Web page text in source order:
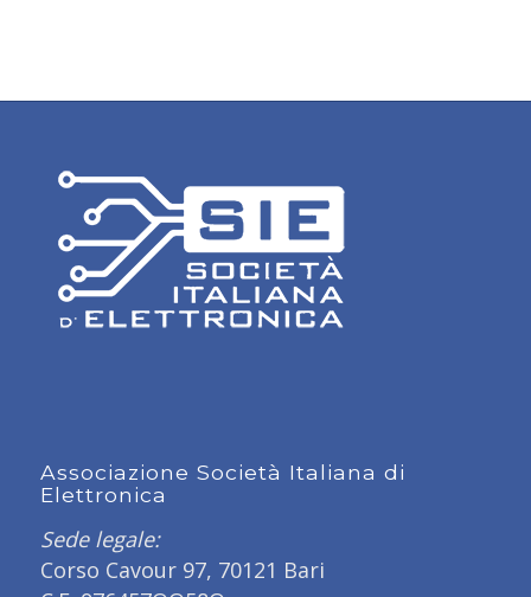
Associazione Società Italiana di
Elettronica
Sede legale:
Corso Cavour 97, 70121 Bari